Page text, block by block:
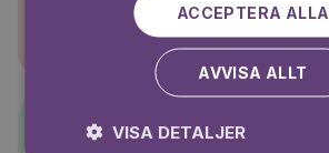
Super-Charlie ACCEPTERA ALLA
AVVISA ALLT
VISA DETALJER